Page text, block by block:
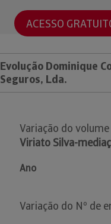
ACESSO
Evolução Dominique
Seguros, Lda.
Variação do
Viriato Silva-
Ano
Variação do Nº de